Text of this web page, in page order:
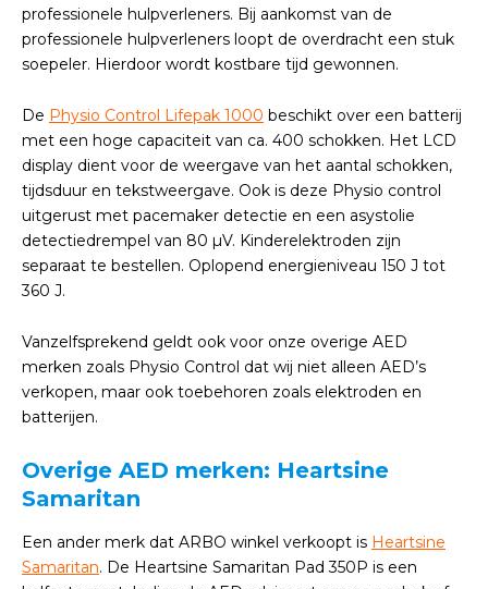
professionele hulpverleners. Bij aankomst van de
professionele hulpverleners loopt de overdracht een stuk
soepeler. Hierdoor wordt kostbare tijd gewonnen.
De Physio Control Lifepak 1000 beschikt over een batterij
met een hoge capaciteit van ca. 400 schokken. Het LCD
display dient voor de weergave van het aantal schokken,
tijdsduur en tekstweergave. Ook is deze Physio control
uitgerust met pacemaker detectie en een asystolie
detectiedrempel van 80 µV. Kinderelektroden zijn
separaat te bestellen. Oplopend energieniveau 150 J tot
360 J.
Vanzelfsprekend geldt ook voor onze overige AED
merken zoals Physio Control dat wij niet alleen AED’s
verkopen, maar ook toebehoren zoals elektroden en
batterijen.
Overige AED merken: Heartsine
Samaritan
Een ander merk dat ARBO winkel verkoopt is Heartsine
Samaritan. De Heartsine Samaritan Pad 350P is een